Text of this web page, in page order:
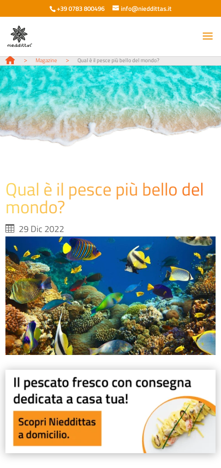
+39 0783 800496 info@nieddittas.it
> Magazine > Qual è il pesce più bello del mondo?
Qual è il pesce più bello del
mondo?
29 Dic 2022